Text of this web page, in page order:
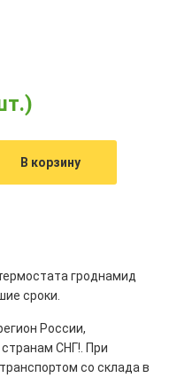
В корзину
гроднамид
сроки.
России,
СНГ!. При
со склада в